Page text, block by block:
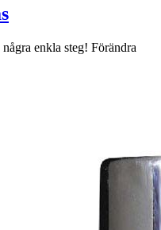
enkla steg! Förändra